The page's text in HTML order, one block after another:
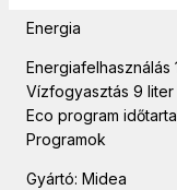
Energia
Energiafelhasználás
Vízfogyasztás 9 liter
Eco program
Programok
Gyártó: Midea